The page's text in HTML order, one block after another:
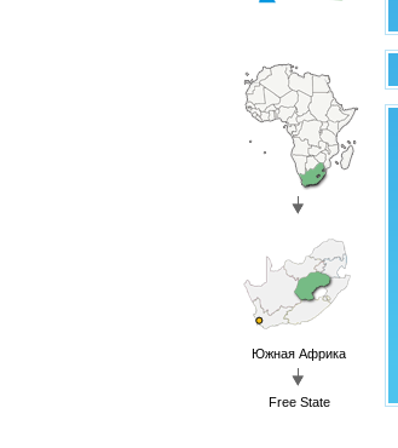
Южная Африка
Free State